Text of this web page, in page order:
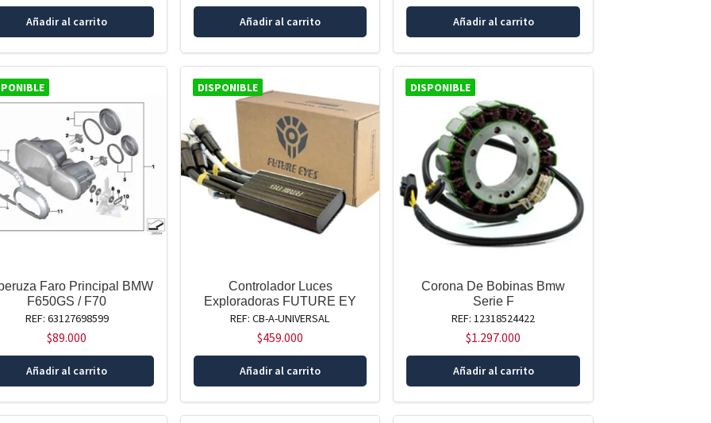
Añadir al carrito Añadir al carrito Añadir al carrito
Faro Principal BMW
F650GS / F70
REF: 63127698599
$89.000
Añadir al carrito
DISPONIBLE
Controlador Luces
Exploradoras FUTURE EY
REF: CB-A-UNIVERSAL
$459.000
Añadir al carrito
DISPONIBLE
Corona De Bobinas Bmw
Serie F
REF: 12318524422
$1.297.000
Añadir al carrito